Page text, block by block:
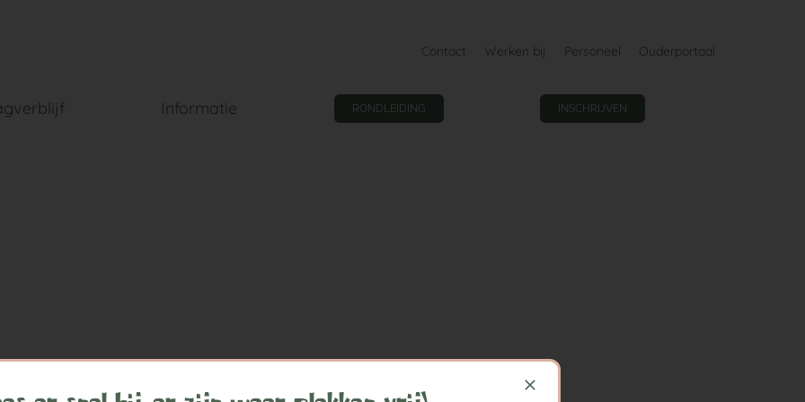
Contact Werken bij Personeel Ouderportaal
Informatie RONDLEIDING INSCHRIJVEN